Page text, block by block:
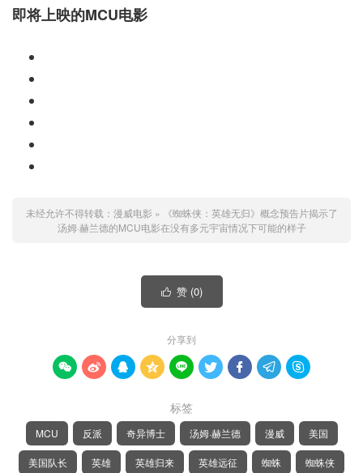
即将上映的MCU电影
未经允许不得转载： 漫威电影 »
《蜘蛛侠：英雄无归》概念预告片揭示了
汤姆·赫兰德的MCU电影在没有多元宇宙情况下可能的样子
 赞 (0)
分享到
        
标签
MCU 反派 奇异博士 汤姆·赫兰德 漫威 美国
美国队长 英雄 英雄归来 英雄远征 蜘蛛 蜘蛛侠